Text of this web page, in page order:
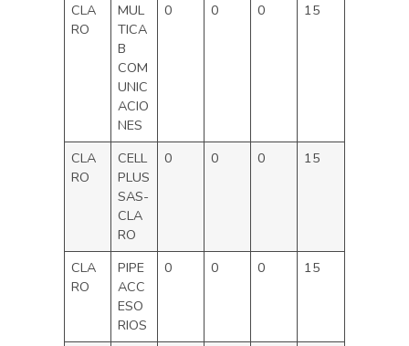
CLA
RO
MUL
TICA
B
COM
UNIC
ACIO
NES
0 0 0 15
CLA
RO
CELL
PLUS
SAS-
CLA
RO
0 0 0 15
CLA
RO
PIPE
ACC
ESO
RIOS
0 0 0 15